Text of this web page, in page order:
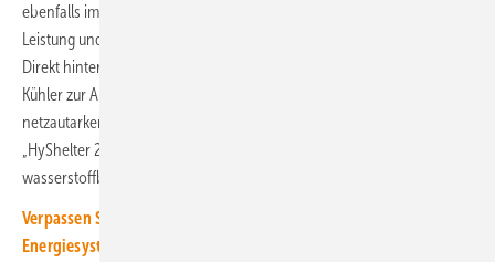
ebenfalls im Container untergebracht ist, wird die notwendige
Leistung und Energie für den elektrischen Verbraucher generiert.
Direkt hinter dem 20-Fuß-Container befindet sich auf dem Trailer der
Kühler zur Abführung der Reaktionswärme. Nach Überführung des
netzautarken Energie-Arrangements sind Folgeaufträge für den
„HyShelter 240“ respektive für andere Leistungsgrößen als
wasserstoffbasiertes Brennstoffzellen-Kraftwerk vorgesehen.(nw)
Verpassen Sie keine Information rund um die Transformation der
Energiesysteme mit Wasserstoff. Mit unserem kostenlosen